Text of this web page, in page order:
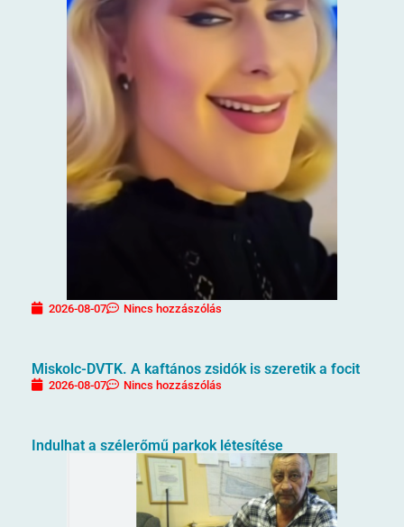
2026-08-07 Nincs hozzászólás
Miskolc-DVTK. A kaftános zsidók is szeretik a focit
2026-08-07 Nincs hozzászólás
Indulhat a szélerőmű parkok létesítése